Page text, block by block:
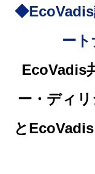
◆EcoVadis
ー
EcoVadis
ー・ディ
と